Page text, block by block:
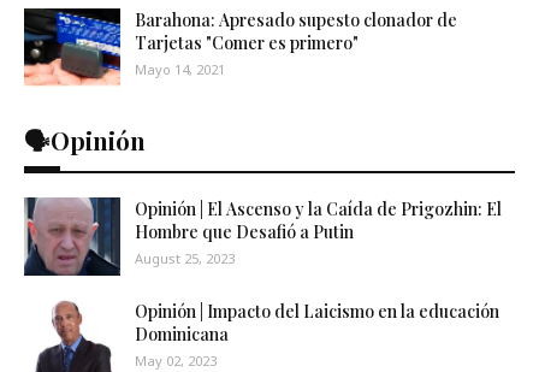
Barahona: Apresado supesto clonador de
Tarjetas "Comer es primero"
Mayo 14, 2021
🗣️Opinión
Opinión | El Ascenso y la Caída de Prigozhin: El
Hombre que Desafió a Putin
August 25, 2023
Opinión | Impacto del Laicismo en la educación
Dominicana
May 02, 2023